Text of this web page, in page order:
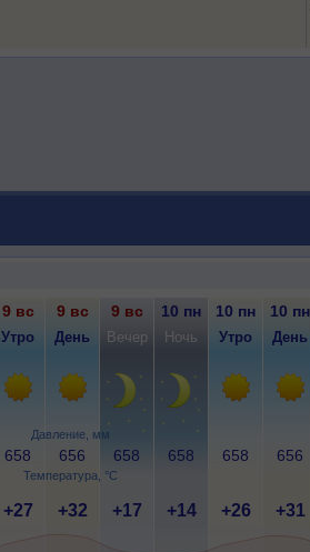
Давление, мм
Температура, °C
9 вс 9 вс 9 вс 10 пн 10 пн 10 пн
Утро День Вечер Ночь Утро День
658 656 658 658 658 656
+27 +32 +17 +14 +26 +31